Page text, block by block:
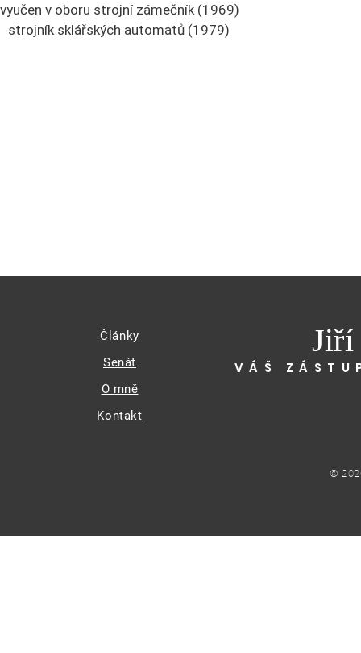
vyučen v oboru strojní zámečník (1969)
strojník sklářských automatů (1979)
Články
Senát
O mně
Kontakt
Jiří
VÁŠ
©